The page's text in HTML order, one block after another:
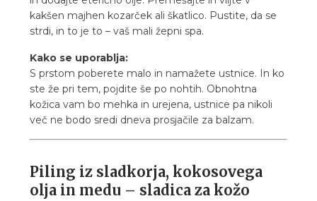
kakšen majhen kozarček ali škatlico. Pustite, da se
strdi, in to je to – vaš mali žepni spa.
Kako se uporablja:
S prstom poberete malo in namažete ustnice. In ko
ste že pri tem, pojdite še po nohtih. Obnohtna
kožica vam bo mehka in urejena, ustnice pa nikoli
več ne bodo sredi dneva prosjačile za balzam.
Piling iz sladkorja, kokosovega
olja in medu – sladica za kožo